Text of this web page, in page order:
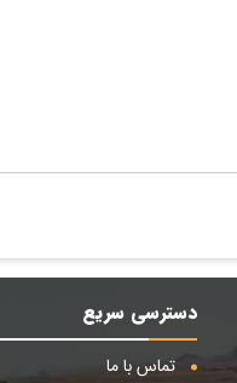
دسترسی سریع
تماس با ما